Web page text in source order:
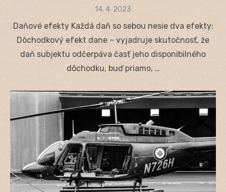
Posted
14. 4. 2023
Daňové efekty Každá daň so sebou nesie dva efekty:
Dôchodkový efekt dane – vyjadruje skutočnosť, že
daň subjektu odčerpáva časť jeho disponibilného
dôchodku, buď priamo, …